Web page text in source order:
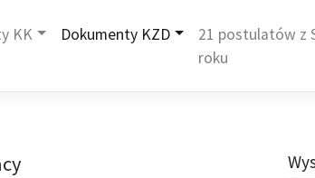
KK Dokumenty KZD
21 postulatów z
roku